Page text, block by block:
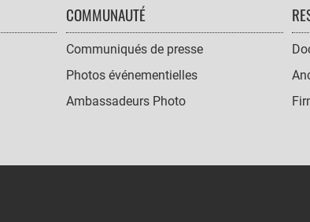
COMMUNAUTÉ
Communiqués de presse
Photos événementielles
Ambassadeurs Photo